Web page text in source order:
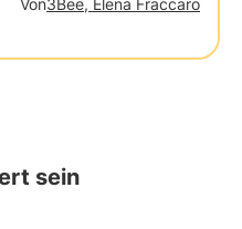
Von3Bee, Elena Fraccaro
sein